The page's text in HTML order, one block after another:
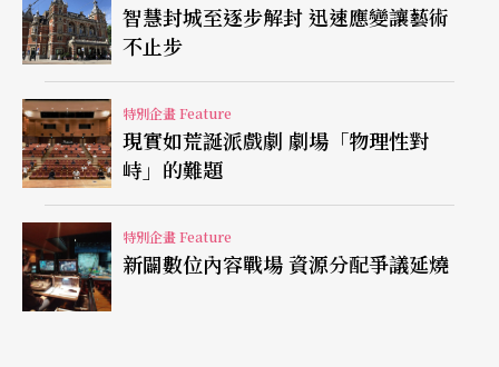
短打代替長跑 小巧精美成主流
長達近半年的「中場休息」突顯了法國劇場的「結
構性膨脹」問題。為了安插疫情期間被迫取消的演
出，及如期邀演國外的表演團體，許多劇院都面臨
演出大塞車的窘境。的確，法國藝文界近廿年來的
蓬勃發展造成市場供需失衡的現象：觀眾人數並沒
有隨著表演型態的倍增而成長。為了樹立多元化的
品牌形象，大部分的劇院削減每齣製作的演出場
智慧封城至逐步解封 迅速應變讓藝術
不止步
特別企畫 Feature
現實如荒誕派戲劇 劇場「物理性對
峙」的難題
特別企畫 Feature
新闢數位內容戰場 資源分配爭議延燒